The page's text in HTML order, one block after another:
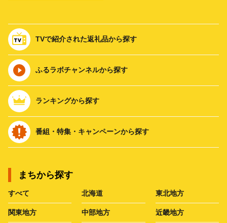
TVで紹介された返礼品から探す
ふるラボチャンネルから探す
ランキングから探す
番組・特集・キャンペーンから探す
まちから探す
すべて 北海道 東北地方
関東地方 中部地方 近畿地方